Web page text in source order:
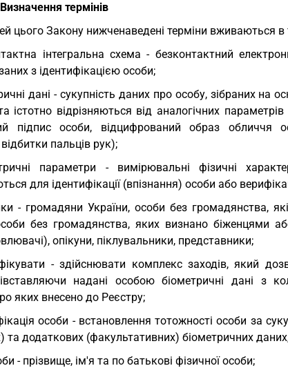
Визначення термінів
цього Закону нижченаведені терміни вживаються в
інтегральна схема - безконтактний
з ідентифікацією особи;
дані - сукупність даних про особу, зібраних на
істотно відрізняються від аналогічних
підпис особи, відцифрований образ обличчя
пальців рук);
параметри - вимірювальні фізичні
для ідентифікації (впізнання) особи або
- громадяни України, особи без громадянства,
без громадянства, яких визнано біженцями
опікуни, піклувальники, представники;
- здійснювати комплекс заходів, який
надані особою біометричні дані з
яких внесено до Реєстру;
особи - встановлення тотожності особи за
та додаткових (факультативних) біометричних
- прізвище, ім'я та по батькові фізичної особи;